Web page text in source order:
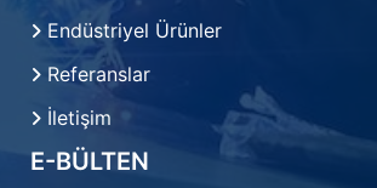
Endüstriyel Ürünler
Referanslar
İletişim
E-BÜLTEN